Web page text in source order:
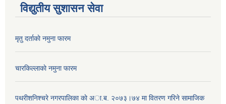
विद्युतीय सुशासन सेवा
मृतु दर्ताकाे नमुना फारम
चारकिल्लाकाे नमुना फारम
पथरीशनिश्चरे नगरपालिका काे अा.ब. २०७३।७४ मा वितरण गरिने सामाजिक